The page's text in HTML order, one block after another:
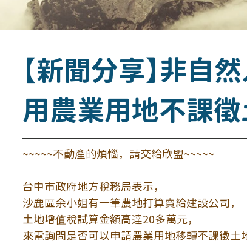
【新聞分享】非自
用農業用地不課徵
~~~~~不動產的煩惱，請交給欣盟~~~~~
台中市政府地方稅務局表示，
沙鹿區余小姐有一筆農地打算賣給建設公司，
土地增值稅試算金額高達20多萬元，
來電詢問是否可以申請農業用地移轉不課徵土